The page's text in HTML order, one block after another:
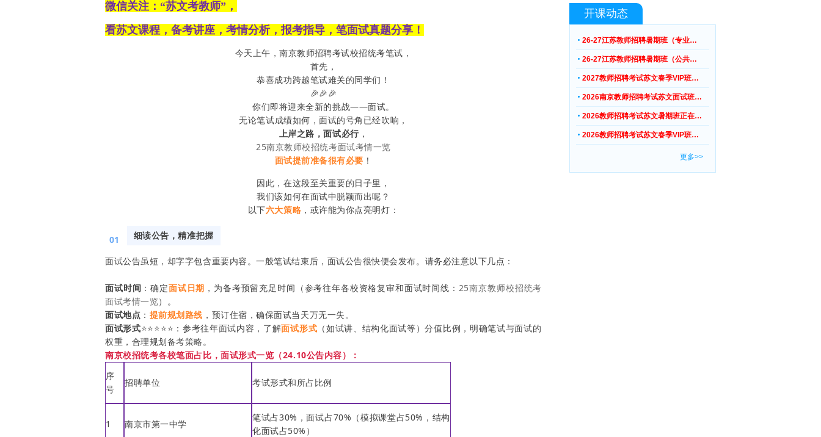
微信关注： “苏文考教师”，
看苏文课程，备考讲座，考情分析，报考指导，笔面试真题分享！
今天上午，南京教师招聘考试校招统考笔试，
首先，
恭喜成功跨越笔试难关的同学们！
🎉🎉🎉
你们即将迎来全新的挑战——面试。
无论笔试成绩如何，面试的号角已经吹响，
上岸之路，面试必行，
25南京教师校招统考面试考情一览
面试提前准备很有必要 ！
因此，在这段至关重要的日子里，
我们该如何在面试中脱颖而出呢？
以下六大策略 ，或许能为你点亮明灯：
01 细读公告，精准把握
面试公告虽短，却字字包含重要内容。一般笔试结束后，面试公告很快便会发布。请务必注意以下几点：
面试时间 ：确定面试日期 ，为备考预留充足时间（参考往年各校资格复审和面试时间线： 25南京教师校招统考
面试考情一览）。
面试地点 ： 提前规划路线 ，预订住宿，确保面试当天万无一失。
面试形式⭐️⭐️⭐️⭐️⭐️：参考往年面试内容，了解面试形式 （如试讲、结构化面试等）分值比例，明确笔试与面试的
权重，合理规划备考策略。
南京校招统考各校笔面占比，面试形式一览（24.10公告内容）：
序
号
招聘单位 考试形式和所占比例
1 南京市第一中学
笔试占30%，面试占70%（模拟课堂占50%，结构
化面试占50%）
开课动态
26-27江苏教师招聘暑期班（专业…
26-27江苏教师招聘暑期班（公共…
2027教师招聘考试苏文春季VIP班…
2026南京教师招聘考试苏文面试班…
2026教师招聘考试苏文暑期班正在…
2026教师招聘考试苏文春季VIP班…
更多>>